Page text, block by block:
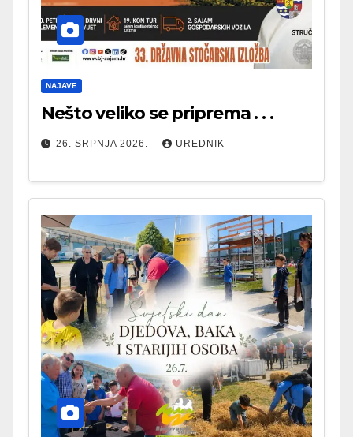
NAJAVE
Nešto veliko se priprema . . .
26. SRPNJA 2026. UREDNIK